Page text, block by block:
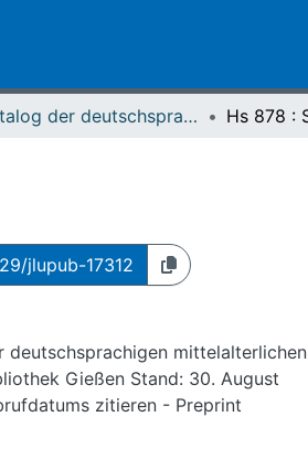
Katalog der deutschsprachigen mittelalterlichen Handschriften – Seelbach
jlupub-17312
deutschsprachigen mittelalterlichen
Gießen Stand: 30. August
zitieren - Preprint